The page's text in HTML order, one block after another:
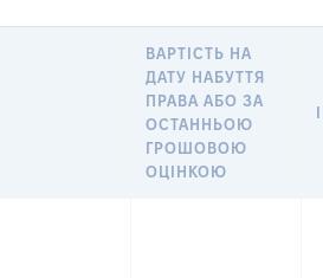
ВАРТІСТЬ НА
ДАТУ НАБУТТЯ
ПРАВА АБО ЗА
ОСТАННЬОЮ
ГРОШОВОЮ
ОЦІНКОЮ